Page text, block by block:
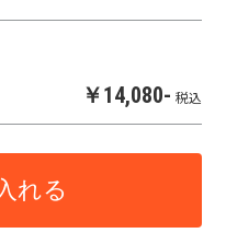
￥14,080- 税込
れる